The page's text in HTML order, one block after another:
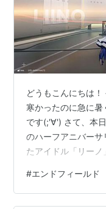
どうもこんにちは
寒かったのに急に
です(;'∀') さて、本
のハーフアニバー
たアイドル「リー
ドは「無計画にガチ
なら」の方針で進
#エンドフィールド